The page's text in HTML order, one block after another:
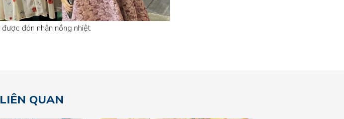
đón nhận nồng nhiệt
QUAN